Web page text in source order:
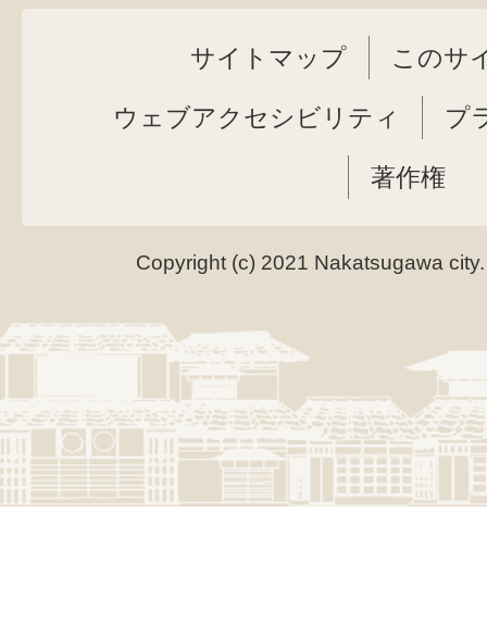
サイトマップ このサ
ウェブアクセシビリティ プ
著作権
Copyright (c) 2021 Nakatsugawa